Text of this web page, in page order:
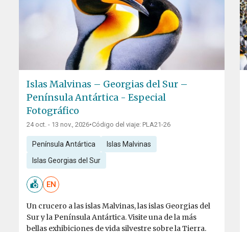
Islas Malvinas – Georgias del Sur –
Península Antártica - Especial
Fotográfico
24 oct. - 13 nov., 2026•Código del viaje: PLA21-26
Península Antártica Islas Malvinas
Islas Georgias del Sur
EN
Un crucero a las islas Malvinas, las islas Georgias del
Sur y la Península Antártica. Visite una de la más
bellas exhibiciones de vida silvestre sobre la Tierra.